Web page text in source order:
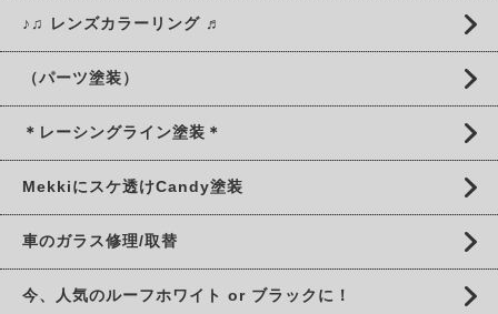
♪♫ レンズカラーリング ♬
（パーツ塗装）
＊レーシングライン塗装＊
Mekkiにスケ透けCandy塗装
車のガラス修理/取替
今、人気のルーフホワイト or ブラックに！